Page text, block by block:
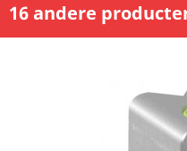
16 andere